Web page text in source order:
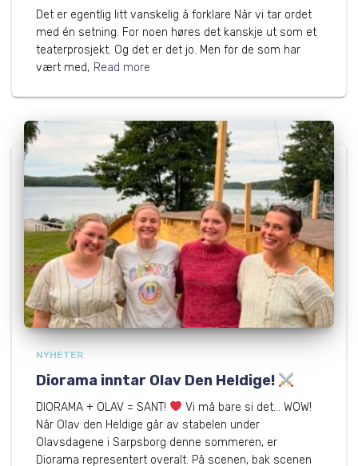
Det er egentlig litt vanskelig å forklare Når vi tar ordet
med én setning. For noen høres det kanskje ut som et
teaterprosjekt. Og det er det jo. Men for de som har
vært med, Read more
NYHETER
Diorama inntar Olav Den Heldige!
DIORAMA + OLAV = SANT!
Vi må bare si det… WOW!
Når Olav den Heldige går av stabelen under
Olavsdagene i Sarpsborg denne sommeren, er
Diorama representert overalt. På scenen, bak scenen